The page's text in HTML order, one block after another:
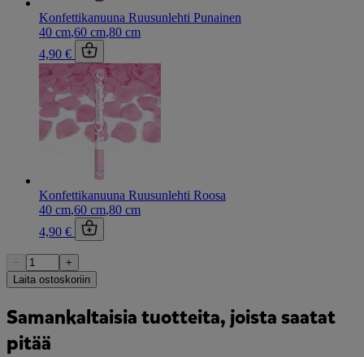
Konfettikanuuna Ruusunlehti Punainen
40 cm,60 cm,80 cm
4,90 €
Konfettikanuuna Ruusunlehti Roosa
40 cm,60 cm,80 cm
4,90 €
−
+
Laita ostoskoriin
Samankaltaisia tuotteita, joista saatat
pitää